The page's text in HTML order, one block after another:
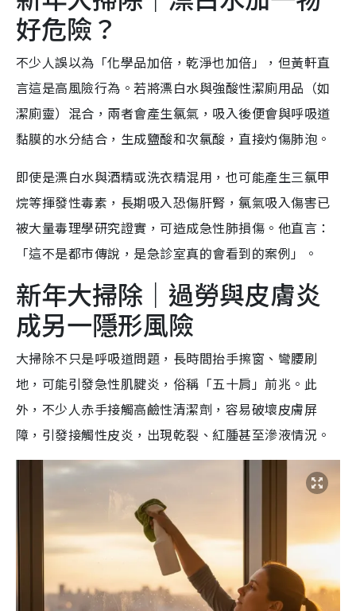
好危險？
不少人誤以為「化學品加倍，乾淨也加倍」，但黃軒直
言這是高風險行為。若將漂白水與強酸性潔廁用品（如
潔廁靈）混合，兩者會產生氯氣，吸入後便會與呼吸道
黏膜的水分結合，生成鹽酸和次氯酸，直接灼傷肺泡。
即使是漂白水與酒精或洗衣精混用，也可能產生三氯甲
烷等揮發性毒素，長期吸入恐傷肝腎，氯氣吸入傷害已
被大量毒理學研究證實，可造成急性肺損傷。他直言：
「這不是都市傳說，是急診室真的會看到的案例」。
新年大掃除｜過勞與皮膚炎
成另一隱形風險
大掃除不只是呼吸道問題，長時間抬手擦窗、彎腰刷
地，可能引發急性肌腱炎，俗稱「五十肩」前兆。此
外，不少人赤手接觸高鹼性清潔劑，容易破壞皮膚屏
障，引發接觸性皮炎，出現乾裂、紅腫甚至滲液情況。